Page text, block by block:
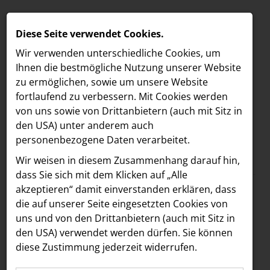
MELDUNGEN
LOEBELL NORDBERG
INNER
aehre
Astoria Artshow
B/S/H Hausgeräte
Meldungen / Österreichische Post AG
Text Bilder Videos
08.08.2025
Post x BIBIZA:
Österreichische Post
Diese Seite verwendet Cookies.
Wir verwenden unterschiedliche Cookies, um
Ihnen die best­mögliche Nutzung unserer Website
zu ermöglichen, sowie um unsere Website
fortlaufend zu verbessern. Mit Cookies werden
von uns sowie von Drittanbietern (auch mit Sitz in
den USA) unter anderem auch
personenbezogene Daten verarbeitet.
Wir weisen in diesem Zusammenhang darauf hin,
dass Sie sich mit dem Klicken auf „Alle
akzeptieren“ damit ein­ver­standen erklären, dass
die auf unserer Seite eingesetzten Cookies von
uns und von den Drittanbietern (auch mit Sitz in
den USA) verwendet werden dürfen. Sie können
diese Zustimmung jederzeit widerrufen.